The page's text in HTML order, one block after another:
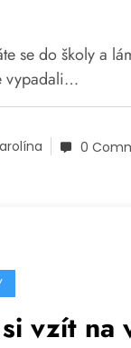
se do školy a
vypadali…
0
vzít na